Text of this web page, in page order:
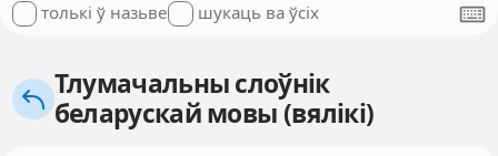
толькі ў назьве шукаць ва ўсіх
Тлумачальны слоўнік
беларускай мовы (вялікі)